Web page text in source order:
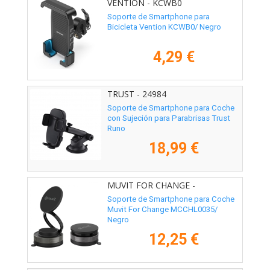
VENTION - KCWB0
Soporte de Smartphone para
Bicicleta Vention KCWB0/ Negro
4,29 €
TRUST - 24984
Soporte de Smartphone para Coche
con Sujeción para Parabrisas Trust
Runo
18,99 €
MUVIT FOR CHANGE -
MCCHL0035
Soporte de Smartphone para Coche
Muvit For Change MCCHL0035/
Negro
12,25 €